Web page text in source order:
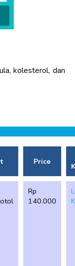
kolesterol, dan
Price
Rp
140.000